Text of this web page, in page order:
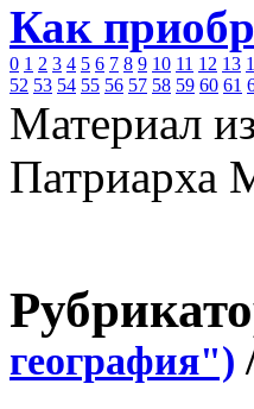
Как
0 1 2 3 4 5 6 7 8 9 10 11 12 13
52 53 54 55 56 57 58 59 60 61
Материал
Патриарха
география")